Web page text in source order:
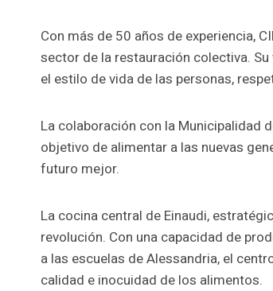
Con más de 50 años de experiencia,
sector de la restauración colectiva.
el estilo de vida de las personas,
La colaboración con la Municipalidad
objetivo de alimentar a las nuevas
futuro mejor.
La cocina central de Einaudi,
revolución. Con una capacidad de
a las escuelas de Alessandria, el
calidad e inocuidad de los alimentos.